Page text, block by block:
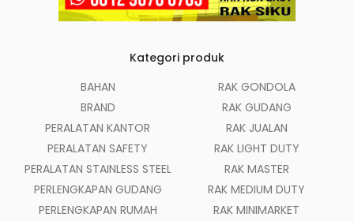
Kategori produk
BAHAN
BRAND
PERALATAN KANTOR
PERALATAN SAFETY
PERALATAN STAINLESS STEEL
PERLENGKAPAN GUDANG
PERLENGKAPAN RUMAH
RAK GONDOLA
RAK GUDANG
RAK JUALAN
RAK LIGHT DUTY
RAK MASTER
RAK MEDIUM DUTY
RAK MINIMARKET